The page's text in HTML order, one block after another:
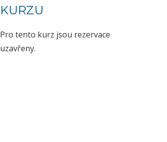
KURZU
Pro tento kurz jsou rezervace
uzavřeny.